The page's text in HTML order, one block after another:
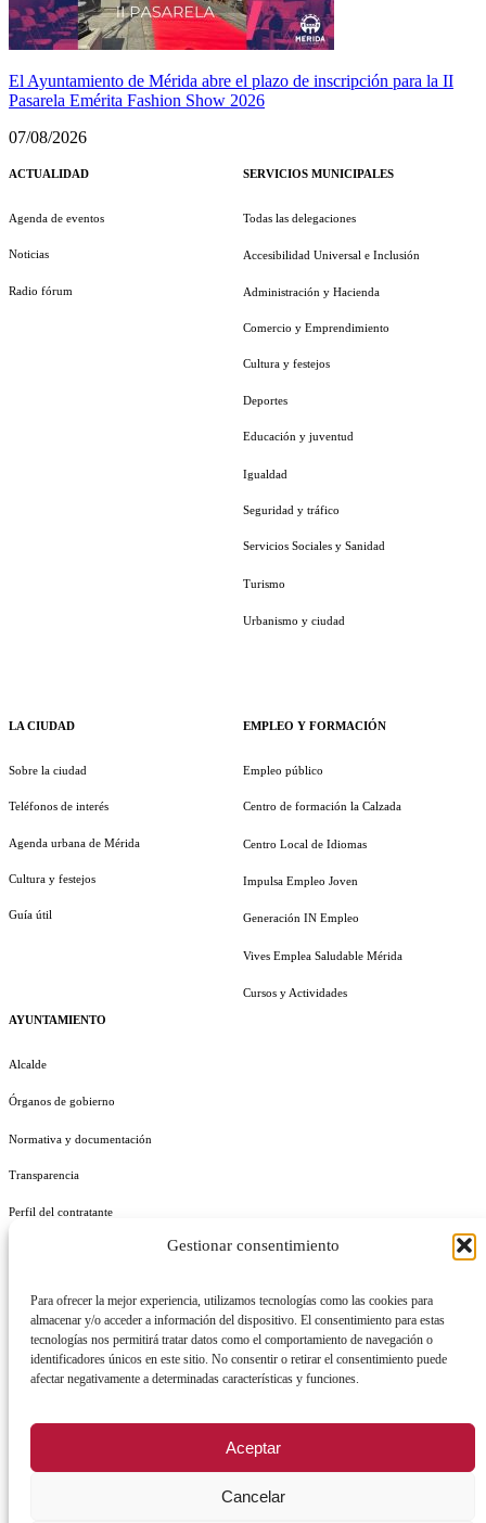
Gestionar consentimiento
Para ofrecer la mejor experiencia, utilizamos tecnologías como las cookies para
almacenar y/o acceder a información del dispositivo. El consentimiento para estas
tecnologías nos permitirá tratar datos como el comportamiento de navegación o
identificadores únicos en este sitio. No consentir o retirar el consentimiento puede
afectar negativamente a determinadas características y funciones.
Aceptar
Cancelar
El Ayuntamiento de Mérida abre el plazo de inscripción para la II
Pasarela Emérita Fashion Show 2026
07/08/2026
ACTUALIDAD
Agenda de eventos
Noticias
Radio fórum
LA CIUDAD
Sobre la ciudad
Teléfonos de interés
Agenda urbana de Mérida
Cultura y festejos
Guía útil
AYUNTAMIENTO
Alcalde
Órganos de gobierno
Normativa y documentación
Transparencia
Perfil del contratante
SERVICIOS MUNICIPALES
Todas las delegaciones
Accesibilidad Universal e Inclusión
Administración y Hacienda
Comercio y Emprendimiento
Cultura y festejos
Deportes
Educación y juventud
Igualdad
Seguridad y tráfico
Servicios Sociales y Sanidad
Turismo
Urbanismo y ciudad
EMPLEO Y FORMACIÓN
Empleo público
Centro de formación la Calzada
Centro Local de Idiomas
Impulsa Empleo Joven
Generación IN Empleo
Vives Emplea Saludable Mérida
Cursos y Actividades
REGISTRO DE ACTIVIDADES DE TRATAMIENTO